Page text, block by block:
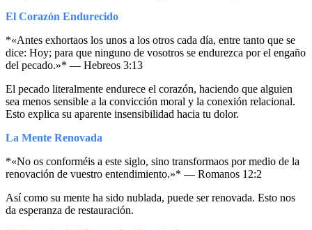
El Corazón Endurecido
*«Antes exhortaos los unos a los otros cada día, entre tanto que se
dice: Hoy; para que ninguno de vosotros se endurezca por el engaño
del pecado.»* — Hebreos 3:13
El pecado literalmente endurece el corazón, haciendo que alguien
sea menos sensible a la convicción moral y la conexión relacional.
Esto explica su aparente insensibilidad hacia tu dolor.
La Mente Renovada
*«No os conforméis a este siglo, sino transformaos por medio de la
renovación de vuestro entendimiento.»* — Romanos 12:2
Así como su mente ha sido nublada, puede ser renovada. Esto nos
da esperanza de restauración.